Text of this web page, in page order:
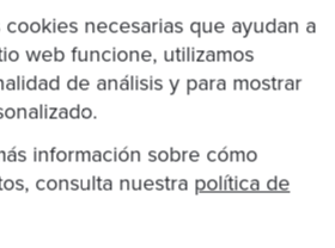
necesarias que ayudan a
web funcione, utilizamos
de análisis y para mostrar
información sobre cómo
consulta nuestra política de